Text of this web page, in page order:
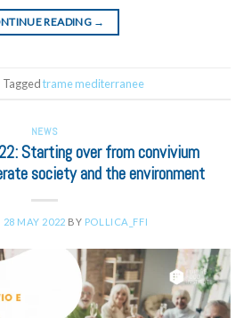
READING →
Taggedtrame mediterranee
NEWS
Starting over from convivium
society and the environment
28 MAY 2022 BY POLLICA_FFI